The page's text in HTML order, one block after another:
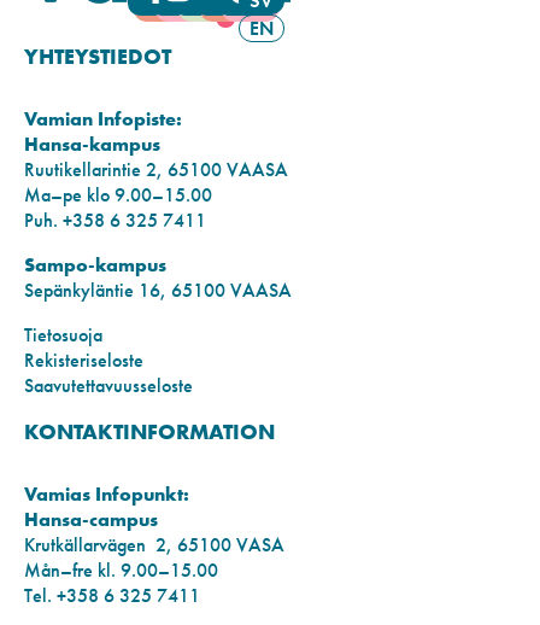
EN
YHTEYSTIEDOT
Vamian Infopiste:
Hansa-kampus
Ruutikellarintie 2, 65100 VAASA
Ma–pe klo 9.00–15.00
Puh. +358 6 325 7411
Sampo-kampus
Sepänkyläntie 16, 65100 VAASA
Tietosuoja
Rekisteriseloste
Saavutettavuusseloste
KONTAKTINFORMATION
Vamias Infopunkt:
Hansa-campus
Krutkällarvägen 2, 65100 VASA
Mån–fre kl. 9.00–15.00
Tel. +358 6 325 7411